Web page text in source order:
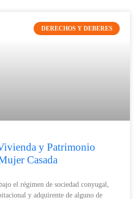
DERECHOS Y DEBERES
y Patrimonio
Casada
el régimen de sociedad conyugal,
y adquirente de alguno de